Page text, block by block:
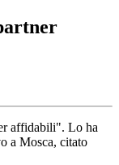
affidabili". Lo ha
a Mosca, citato